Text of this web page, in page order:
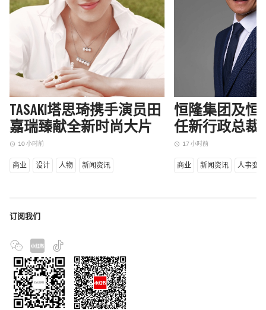
TASAKI塔思琦携手演员田
嘉瑞臻献全新时尚大片
access_time 10 小时前
商业 设计 人物 新闻资讯
恒隆集团及恒
任新行政总裁
access_time 17 小时前
商业 新闻资讯 人事变动
订阅我们